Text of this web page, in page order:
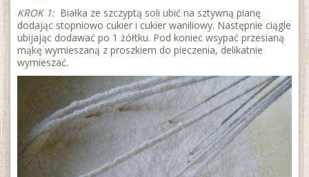
KROK 1:Białka ze szczyptą soli ubić na sztywną pianę
dodając stopniowo cukier i cukier waniliowy. Następnie ciągle
ubijając dodawać po 1 żółtku. Pod koniec wsypać przesianą
mąkę wymieszaną z proszkiem do pieczenia, delikatnie
wymieszać.